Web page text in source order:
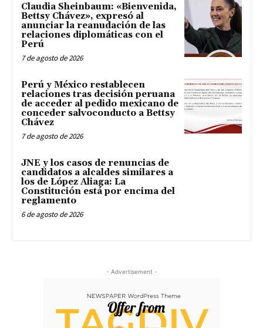
Claudia Sheinbaum: «Bienvenida,
Bettsy Chávez», expresó al
anunciar la reanudación de las
relaciones diplomáticas con el
Perú
7 de agosto de 2026
Perú y México restablecen
relaciones tras decisión peruana
de acceder al pedido mexicano de
conceder salvoconducto a Bettsy
Chávez
7 de agosto de 2026
JNE y los casos de renuncias de
candidatos a alcaldes similares a
los de López Aliaga: La
Constitución está por encima del
reglamento
6 de agosto de 2026
- Advertisement -